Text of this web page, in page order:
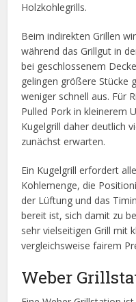
Holzkohlegrills.
Beim indirekten Grillen
während das Grillgut in
bei geschlossenem
gelingen größere Stücke
weniger schnell aus. Für
Pulled Pork in kleinerem
Kugelgrill daher deutlich
zunächst erwarten.
Ein Kugelgrill erfordert
Kohlemenge, die
der Lüftung und das
bereit ist, sich damit zu
sehr vielseitigen Grill mit
vergleichsweise fairem
Weber